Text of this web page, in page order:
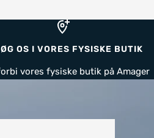
OS I VORES FYSISKE BUTIK
vores fysiske butik på Amager